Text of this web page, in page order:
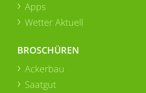
Apps
Wetter Aktuell
BROSCHÜREN
Ackerbau
Saatgut